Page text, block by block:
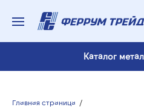
Каталог
Главная страница /